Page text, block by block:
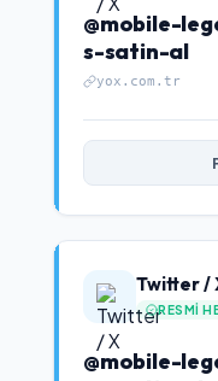
@mobile-
s-satin-al
yox.com.tr
Twitter /
RESMI
@mobile-